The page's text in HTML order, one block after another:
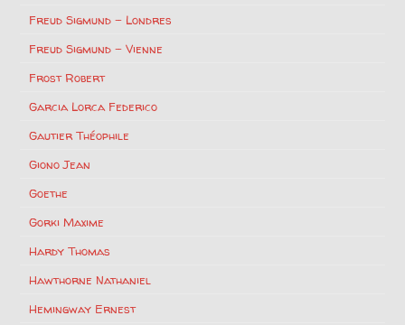
Freud Sigmund – Londres
Freud Sigmund – Vienne
Frost Robert
Garcia Lorca Federico
Gautier Théophile
Giono Jean
Goethe
Gorki Maxime
Hardy Thomas
Hawthorne Nathaniel
Hemingway Ernest